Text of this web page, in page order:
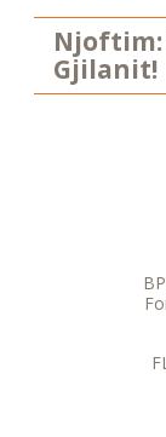
Njoftim:
Gjilanit!